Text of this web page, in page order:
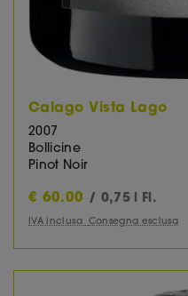
Calago Vista Lago
2007
Bollicine
Pinot Noir
€ 60.00 / 0,75 l Fl.
IVA inclusa Consegna esclusa